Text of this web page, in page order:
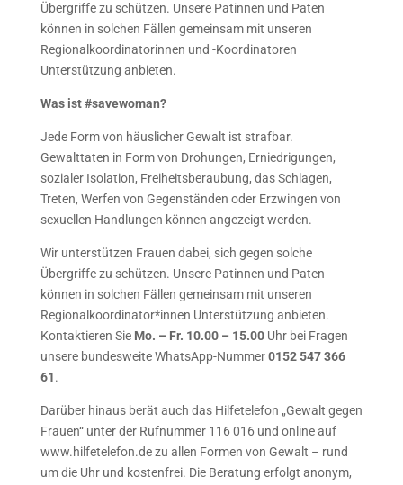
Übergriffe zu schützen. Unsere Patinnen und Paten
können in solchen Fällen gemeinsam mit unseren
Regionalkoordinatorinnen und -Koordinatoren
Unterstützung anbieten.
Was ist #savewoman?
Jede Form von häuslicher Gewalt ist strafbar.
Gewalttaten in Form von Drohungen, Erniedrigungen,
sozialer Isolation, Freiheitsberaubung, das Schlagen,
Treten, Werfen von Gegenständen oder Erzwingen von
sexuellen Handlungen können angezeigt werden.
Wir unterstützen Frauen dabei, sich gegen solche
Übergriffe zu schützen. Unsere Patinnen und Paten
können in solchen Fällen gemeinsam mit unseren
Regionalkoordinator*innen Unterstützung anbieten.
Kontaktieren Sie Mo. – Fr. 10.00 – 15.00Uhr bei Fragen
unsere bundesweite WhatsApp-Nummer0152 547 366
61.
Darüber hinaus berät auch das Hilfetelefon „Gewalt gegen
Frauen“ unter der Rufnummer 116 016 und online auf
www.hilfetelefon.de zu allen Formen von Gewalt – rund
um die Uhr und kostenfrei. Die Beratung erfolgt anonym,